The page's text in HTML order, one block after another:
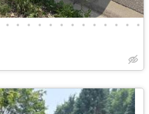
• • • • • • • • • • • • •